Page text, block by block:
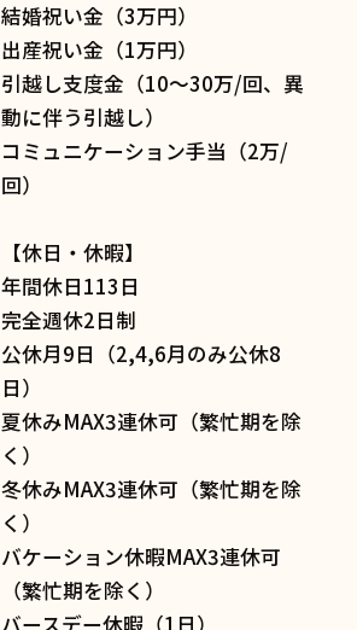
結婚祝い金（3万円）
出産祝い金（1万円）
引越し支度金（10〜30万/回、異
動に伴う引越し）
コミュニケーション手当（2万/
回）
【休日・休暇】
年間休日113日
完全週休2日制
公休月9日（2,4,6月のみ公休8
日）
夏休みMAX3連休可（繁忙期を除
く）
冬休みMAX3連休可（繁忙期を除
く）
バケーション休暇MAX3連休可
（繁忙期を除く）